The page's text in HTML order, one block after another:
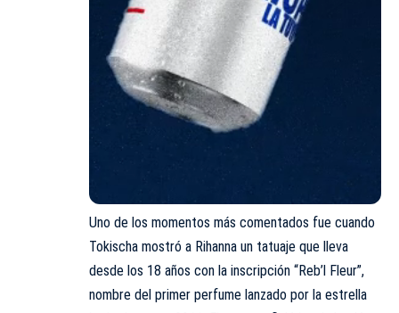
Uno de los momentos más comentados fue cuando
Tokischa mostró a Rihanna un tatuaje que lleva
desde los 18 años con la inscripción “Reb’l Fleur”,
nombre del primer perfume lanzado por la estrella